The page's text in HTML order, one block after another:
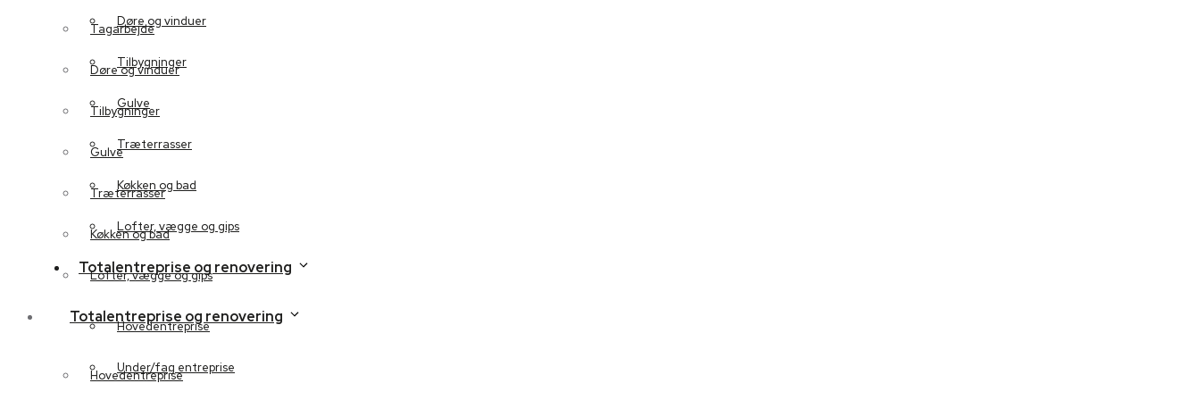
Døre og vinduer
Tilbygninger
Gulve
Træterrasser
Køkken og bad
Lofter, vægge og gips
Totalentreprise og renovering
Hovedentreprise
Under/fag entreprise
Tagarbejde
Døre og vinduer
Tilbygninger
Gulve
Træterrasser
Køkken og bad
Lofter, vægge og gips
Totalentreprise og renovering
Hovedentreprise